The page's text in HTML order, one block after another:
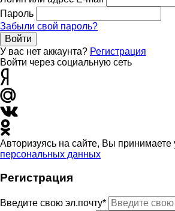
Пароль
Забыли свой пароль?
Войти
У вас нет аккаунта? Регистрация
Войти через социальную сеть
Авторизуясь на сайте, Вы принимаете
персональных данных
Регистрация
Введите свою эл.почту*